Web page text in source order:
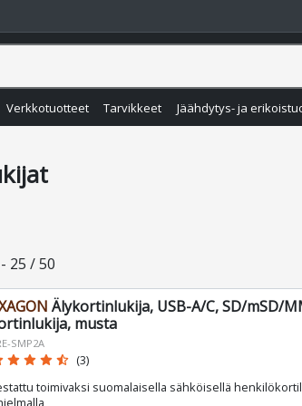
Verkkotuotteet Tarvikkeet Jäähdytys- ja
25 / 50
Älykortinlukija, USB-A/C, SD/mSD/
musta
SMP2A
star star star star_half (3)
toimivaksi suomalaisella sähköisellä